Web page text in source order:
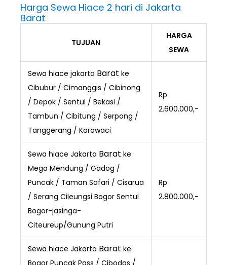
Harga Sewa Hiace 2 hari di Jakarta
Barat
TUJUAN
HARGA
SEWA
Sewa hiace jakarta Barat ke
Cibubur / Cimanggis / Cibinong
/ Depok / Sentul / Bekasi /
Tambun / Cibitung / Serpong /
Tanggerang / Karawaci
Rp
2.600.000,-
Sewa hiace Jakarta Barat ke
Mega Mendung / Gadog /
Puncak / Taman Safari / Cisarua
/ Serang Cileungsi Bogor Sentul
Bogor-jasinga-
Citeureup/Gunung Putri
Rp
2.800.000,-
Sewa hiace Jakarta Barat ke